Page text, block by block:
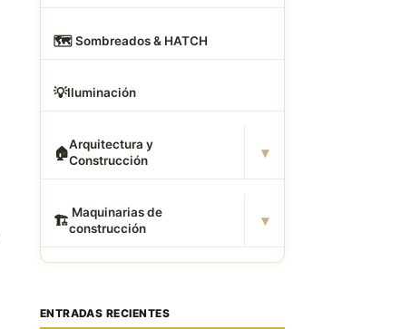
🗺️ Sombreados & HATCH
💡Iluminación
🏠Arquitectura y
Construcción
▾
🏗 ️ Maquinarias de
construcción
▾
ENTRADAS RECIENTES